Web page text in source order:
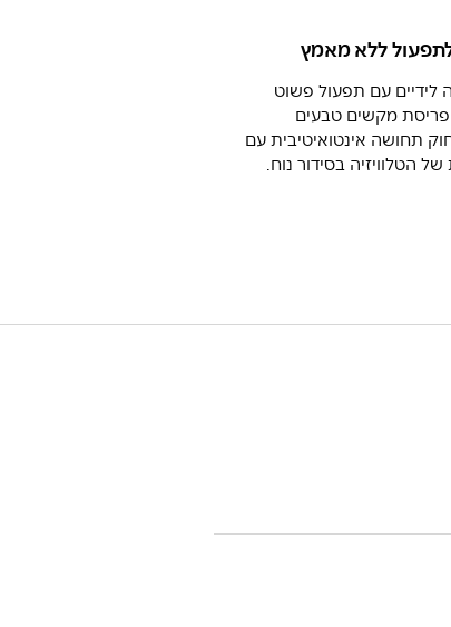
ללא מאמץ
עם תפעול פשוט
מקשים טבעים
תחושה אינטואיטיבית עם
הטלוויזיה בסידור נוח.